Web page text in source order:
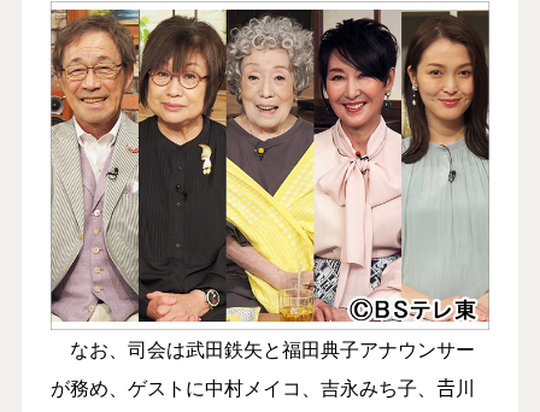
なお、司会は武田鉄矢と福田典子アナウンサー
が務め、ゲストに中村メイコ、吉永みち子、𠮷川